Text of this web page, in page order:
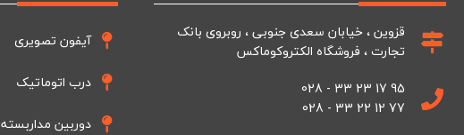
قزوین ، خیابان سعدی جنوبی ، روبروی بانک
تجارت ، فروشگاه الکتروکوماکس
95 17 23 33 - 028
77 12 22 33 - 028
آیفون تصویری
درب اتوماتیک
دوربین مداربسته